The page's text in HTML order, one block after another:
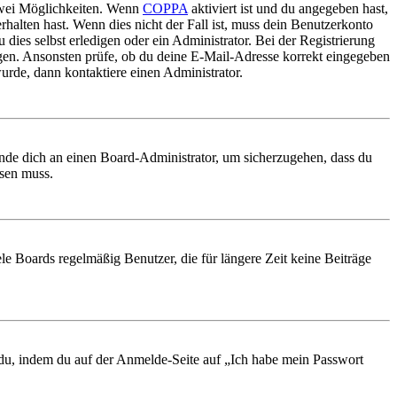
Möglichkeiten. Wenn COPPA aktiviert ist und du angegeben hast,
hast. Wenn dies nicht der Fall ist, muss dein Benutzerkonto
selbst erledigen oder ein Administrator. Bei der Registrierung
Ansonsten prüfe, ob du deine E-Mail-Adresse korrekt eingegeben
dann kontaktiere einen Administrator.
dich an einen Board-Administrator, um sicherzugehen, dass du
muss.
Boards regelmäßig Benutzer, die für längere Zeit keine Beiträge
indem du auf der Anmelde-Seite auf „Ich habe mein Passwort